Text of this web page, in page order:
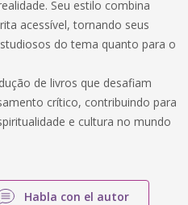
Seu estilo combina
acessível, tornando seus
do tema quanto para o
de livros que desafiam
crítico, contribuindo para
e cultura no mundo
Habla con el autor